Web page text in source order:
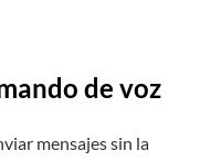
de voz
mensajes sin la